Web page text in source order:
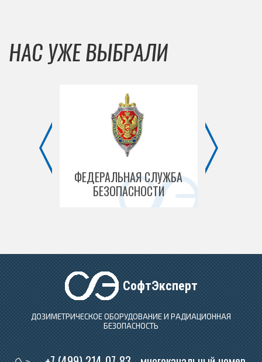
НАС УЖЕ ВЫБРАЛИ
ФЕДЕРАЛЬНАЯ СЛУЖБА
БЕЗОПАСНОСТИ
СофтЭксперт
ДОЗИМЕТРИЧЕСКОЕ ОБОРУДОВАНИЕ И РАДИАЦИОННАЯ
БЕЗОПАСНОСТЬ